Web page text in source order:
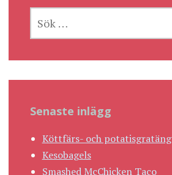
EFTER:
Senaste inlägg
Köttfärs- och potatisgratäng
Kesobagels
Smashed McChicken Taco